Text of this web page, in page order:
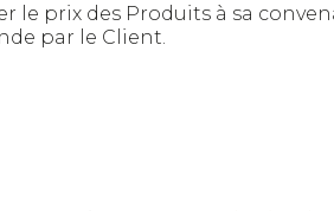
le prix des Produits à sa
par le Client.